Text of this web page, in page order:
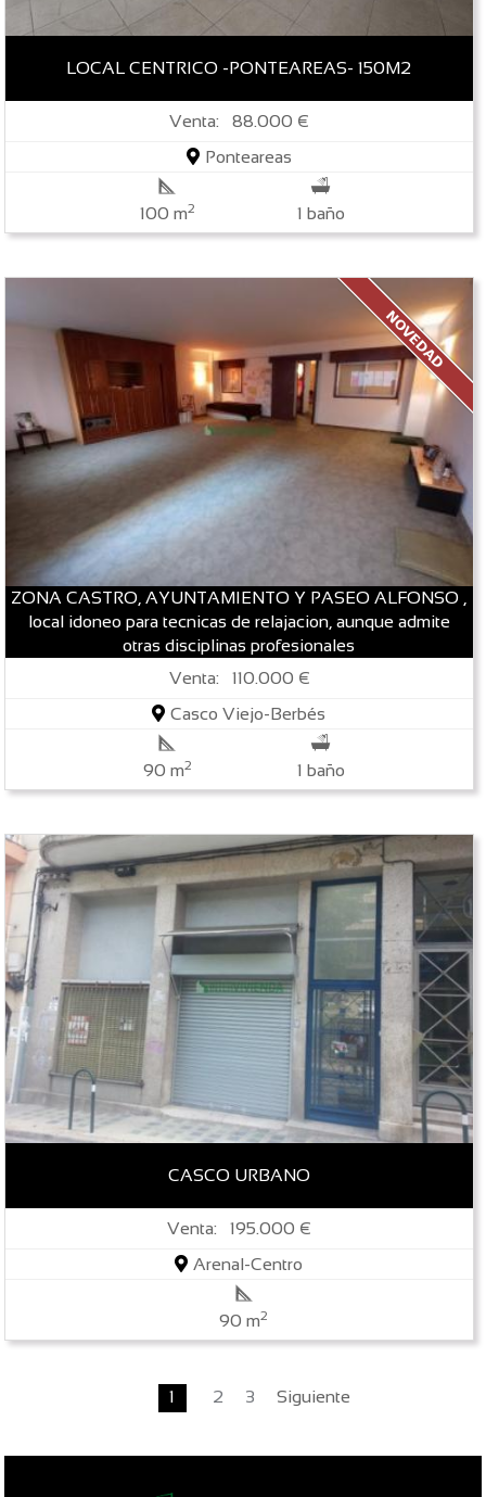
LOCAL CENTRICO -PONTEAREAS- 150M2
Venta: 88.000 €
Ponteareas
100 m2 1 baño
ZONA CASTRO, AYUNTAMIENTO Y PASEO ALFONSO ,
local idoneo para tecnicas de relajacion, aunque admite
otras disciplinas profesionales
Venta: 110.000 €
Casco Viejo-Berbés
90 m2 1 baño
CASCO URBANO
Venta: 195.000 €
Arenal-Centro
90 m2
1 2 3 Siguiente